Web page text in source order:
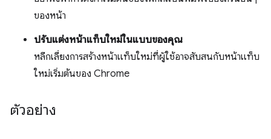
ของหน้า
ปรับแต่งหน้าแท็บใหม่ในแบบของคุณ
หลีกเลี่ยงการสร้างหน้าแท็บใหม่ที่ผู้ใช้อาจสับสนกับหน้าแท็บ
ใหม่เริ่มต้นของ Chrome
ตัวอย่าง